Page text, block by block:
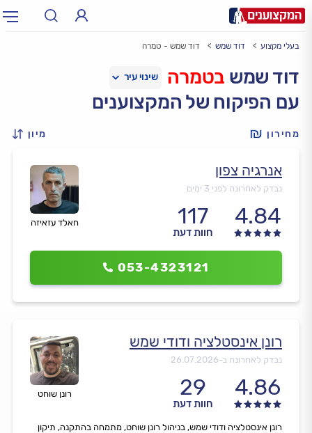
עירעיר: תל אביב, חיפה…
בעלי מקצוע דוד שמש דוד שמש - טמרה
דוד שמש בטמרה
עם הפיקוח של המקצוענים
מחירון מיון
חאלד עזאיזה
אנרגיה צפון
נבדק לאחרונה לפני 3 ימים
4.84
117
חוות דעת
053-4323121
רונן שוחט
רונן אינסטלציה ודודי שמש
נבדק לאחרונה ב-26.07.2026
4.86
29
חוות דעת
רונן אינסטלציה ודודי שמש, בניהול רונן שוחט, מתמחה בהתקנה, תיקון